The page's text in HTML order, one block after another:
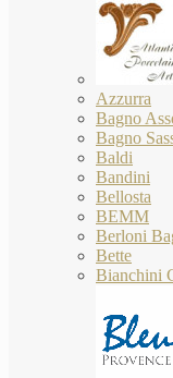
Azzurra
Bagno
Bagno
Baldi
Bandini
Bellosta
BEMM
Berloni
Bette
Bianchini